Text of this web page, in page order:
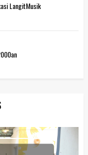
LangitMusik